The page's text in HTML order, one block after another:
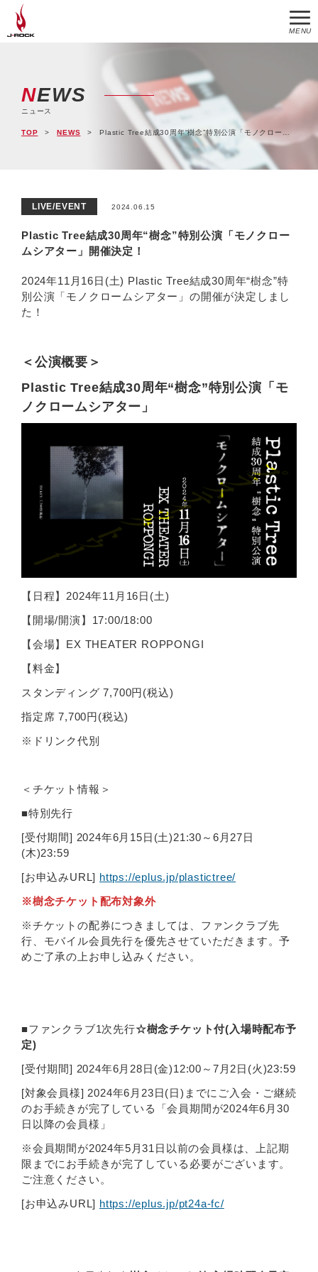
MENU
NEWS
ニュース
TOP NEWS Plastic Tree結成30周年“樹念”特別公演「モノクロームシアター」開催決定！
LIVE/EVENT 2024.06.15
Plastic Tree結成30周年“樹念”特別公演「モノクロー
ムシアター」開催決定！
2024年11月16日(土) Plastic Tree結成30周年“樹念”特
別公演「モノクロームシアター」の開催が決定しまし
た！
＜公演概要＞
Plastic Tree結成30周年“樹念”特別公演「モ
ノクロームシアター」
【日程】2024年11月16日(土)
【開場/開演】17:00/18:00
【会場】EX THEATER ROPPONGI
【料金】
スタンディング 7,700円(税込)
指定席 7,700円(税込)
※ドリンク代別
＜チケット情報＞
■特別先行
[受付期間] 2024年6月15日(土)21:30～6月27日
(木)23:59
[お申込みURL] https://eplus.jp/plastictree/
※樹念チケット配布対象外
※チケットの配券につきましては、ファンクラブ先
行、モバイル会員先行を優先させていただきます。予
めご了承の上お申し込みください。
■ファンクラブ1次先行☆樹念チケット付(入場時配布予
定)
[受付期間] 2024年6月28日(金)12:00～7月2日(火)23:59
[対象会員様] 2024年6月23日(日)までにご入会・ご継続
のお手続きが完了している「会員期間が2024年6月30
日以降の会員様」
※会員期間が2024年5月31日以前の会員様は、上記期
限までにお手続きが完了している必要がございます。
ご注意ください。
[お申込みURL] https://eplus.jp/pt24a-fc/